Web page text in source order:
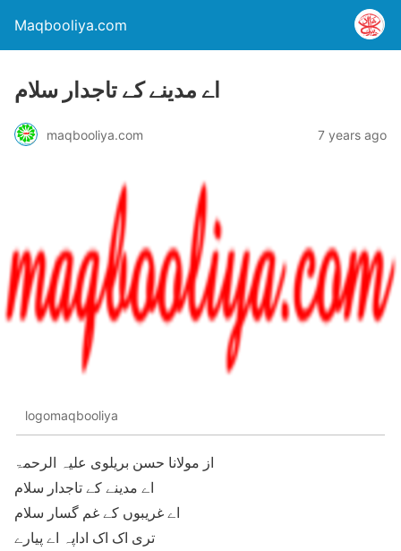
Maqbooliya.com
اے مدینے کے تاجدار سلام
maqbooliya.com 7 years ago
logomaqbooliya
از مولانا حسن بریلوی علیہ الرحمۃ
اے مدینے کے تاجدار سلام
اے غریبوں کے غم گسار سلام
تری اک اک اداپہ اے پیارے